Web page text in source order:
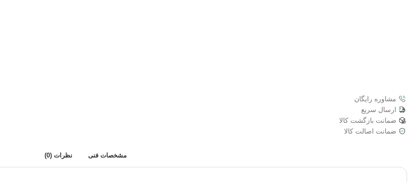
مشاوره رایگان
ارسال سریع
ضمانت بازگشت کالا
ضمانت اصالت کالا
مشخصات فنی نظرات (0)